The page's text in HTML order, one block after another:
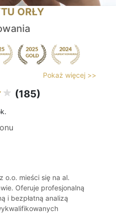
ORŁY
Pokaż więcej >>
(185)
o.o. mieści się na al.
Oferuje profesjonalną
i bezpłatną analizą